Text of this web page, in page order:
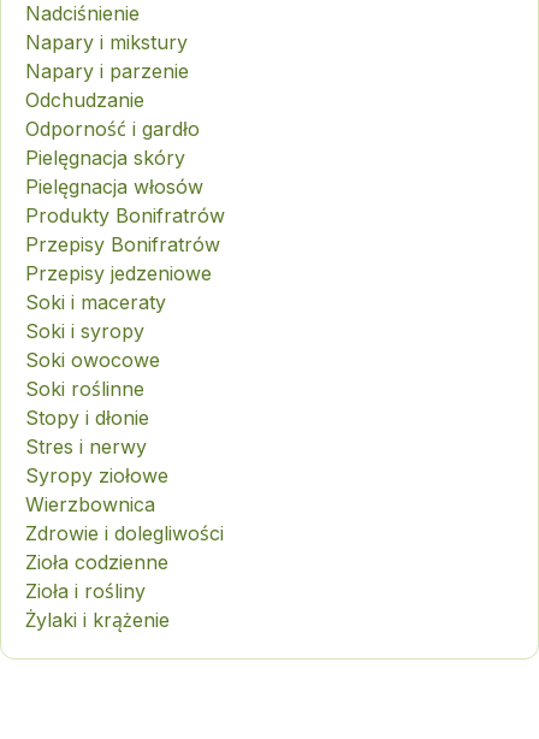
Nadciśnienie
Napary i mikstury
Napary i parzenie
Odchudzanie
Odporność i gardło
Pielęgnacja skóry
Pielęgnacja włosów
Produkty Bonifratrów
Przepisy Bonifratrów
Przepisy jedzeniowe
Soki i maceraty
Soki i syropy
Soki owocowe
Soki roślinne
Stopy i dłonie
Stres i nerwy
Syropy ziołowe
Wierzbownica
Zdrowie i dolegliwości
Zioła codzienne
Zioła i rośliny
Żylaki i krążenie